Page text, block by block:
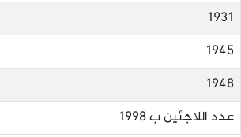
1931
1945
1948
عدد اللاجئين ب 1998